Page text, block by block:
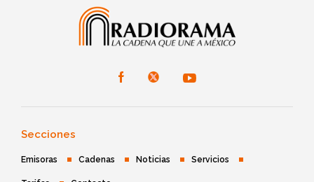
Secciones
Emisoras Cadenas Noticias Servicios